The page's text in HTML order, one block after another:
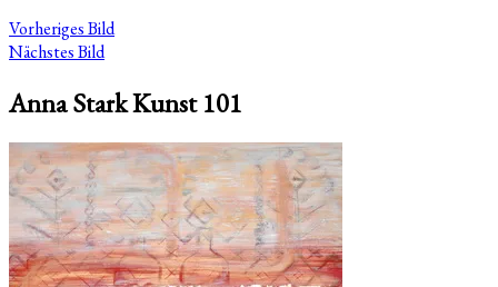
Vorheriges Bild
Nächstes Bild
Anna Stark Kunst 101